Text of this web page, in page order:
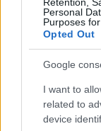
Personal
Purposes
Opted Out
Google
I want to
related to
device